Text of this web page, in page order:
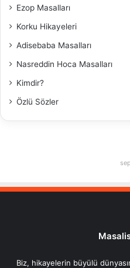
Ezop Masalları
Korku Hikayeleri
Adisebaba Masalları
Nasreddin Hoca Masalları
Kimdir?
Özlü Sözler
Biz, hikayelerin büyülü